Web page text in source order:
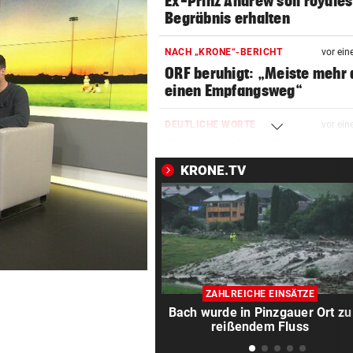
Begräbnis erhalten
NACH „KRONE“-BERICHT vor
ORF beruhigt: „Meiste mehr
einen Empfangsweg“
DEUTLICHE WORTE vor
mit Ex-Klub ab
WAREN ES JÄGER? vor
Frau entdeckte
ihrem Auto
JEDE 5. IST GEFÄHRDET vor
Armut: Kindererziehung
Frauen die Pension
KRONE.TV
ZAHLREICHE EINSÄTZE
Bach wurde in Pinzgauer Ort zu
reißendem Fluss